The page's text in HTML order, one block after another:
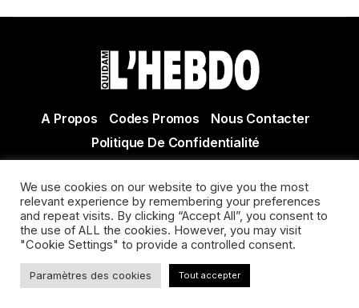
A Propos Codes Promos
Nous Contacter
Politique De Confidentialité
Actualité Agen - Actualité en lot et Garonne - Actualité
Villeneuve sur Lot
We use cookies on our website to give you the most
relevant experience by remembering your preferences
and repeat visits. By clicking “Accept All”, you consent to
the use of ALL the cookies. However, you may visit
"Cookie Settings" to provide a controlled consent.
Paramètres des cookies Tout accepter